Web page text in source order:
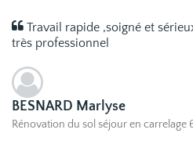
Travail rapide ,soigné et
très professionnel
BESNARD Marlyse
Rénovation du sol séjour en